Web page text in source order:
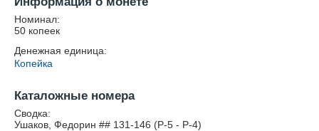
Номинал:
50 копеек
Денежная единица:
Копейка
Каталожные номера
Сводка:
Ушаков, Федорин ## 131-146 (Р-5 - Р-4)